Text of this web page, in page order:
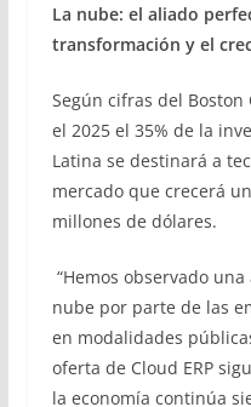
La nube: el aliado
transformación y el
Según cifras del Boston
el 2025 el 35% de la
Latina se destinará a
mercado que crecerá
millones de dólares.
“Hemos observado
nube por parte de las
en modalidades
oferta de Cloud ERP
la economía continúa